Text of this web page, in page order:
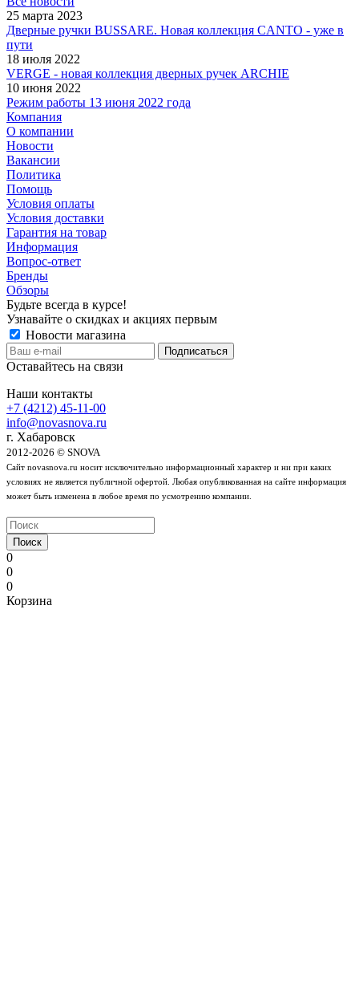
25 марта 2023
Дверные ручки BUSSARE. Новая коллекция CANTO - уже в
пути
18 июля 2022
VERGE - новая коллекция дверных ручек ARCHIE
10 июня 2022
Режим работы 13 июня 2022 года
Компания
О компании
Новости
Вакансии
Политика
Помощь
Условия оплаты
Условия доставки
Гарантия на товар
Информация
Вопрос-ответ
Бренды
Обзоры
Будьте всегда в курсе!
Узнавайте о скидках и акциях первым
Новости магазина
Оставайтесь на связи
Наши контакты
+7 (4212) 45-11-00
info@novasnova.ru
г. Хабаровск
2012-2026 © SNOVA
Сайт novasnova.ru носит исключительно информационный характер и ни при каких
условиях не является публичной офертой. Любая опубликованная на сайте информация
может быть изменена в любое время по усмотрению компании.
Поиск
0
0
0
Корзина